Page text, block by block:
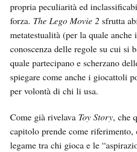
propria peculiarità ed
forza. The Lego Movie 2 sfrutta
metatestualità (per la quale anche
conoscenza delle regole su cui si
quale partecipano e scherzano
spiegare come anche i giocattoli
per volontà di chi li usa.
Come già rivelava Toy Story, che
capitolo prende come riferimento,
legame tra chi gioca e le